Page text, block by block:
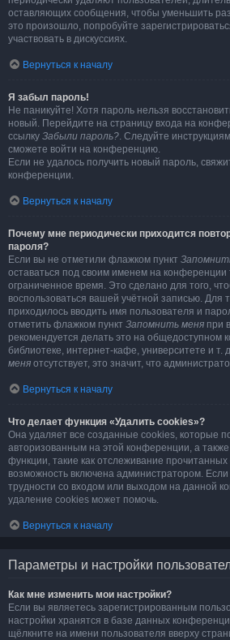
оставляющих сообщения, чтобы уменьшить
это произошло, попробуйте
участвовать в дискуссиях.
Вернуться к началу
Я забыл пароль!
Не паникуйте! Хотя пароль нельзя
новый. Перейдите на страницу входа на
ссылку Забыли пароль?. Следуйте
сможете войти на конференцию.
Если не удалось получить новый пароль,
конференции.
Вернуться к началу
Почему мне периодически приходится
пароля?
Если вы не отметили флажком пункт
оставаться под своим именем на конференции
ограниченное время. Это сделано для того,
воспользоваться вашей учётной записью. Для
приходилось вводить имя пользователя и
отметить флажком пункт Запомнить меня при
рекомендуется делать это на общедоступном
библиотеке, интернет-кафе, университете и т.
меня отсутствует, это значит, что
Вернуться к началу
Что делает функция «Удалить cookies»?
Она удаляет все созданные cookies, которые
авторизованным на этой конференции, а
функции, такие как отслеживание
возможность включена администратором.
трудности со входом или выходом на данной
удаление cookies может помочь.
Вернуться к началу
Параметры и настройки
Как мне изменить мои настройки?
Если вы являетесь зарегистрированным
настройки хранятся в базе данных
щёлкните на имени пользователя вверху